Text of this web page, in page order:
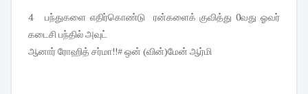
4 பந்துகளை எதிர்கொண்டு ரன்களைக் குவித்து 0வது ஓவர்
கடைசி பந்தில் அவுட்
ஆனார் ரோஹித் சர்மா!!# ஒன் (வின்)மேன் ஆர்மி